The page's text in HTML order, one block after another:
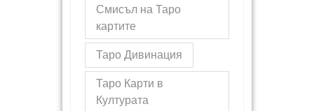
Смисъл на Таро
картите
Таро Дивинация
Таро Карти в
Културата